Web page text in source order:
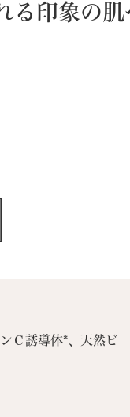
る印象の肌
Ｃ誘導体*、天然ビ